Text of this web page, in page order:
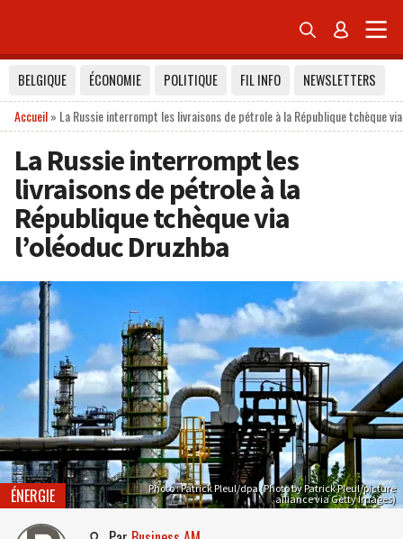
 
BELGIQUE ÉCONOMIE POLITIQUE FIL INFO
NEWSLETTERS
Accueil» La Russie interrompt les livraisons de pétrole à la République tchèque
La Russie interrompt les
livraisons de pétrole à la
République tchèque via
l’oléoduc Druzhba
Photo : Patrick Pleul/dpa (Photo by Patrick Pleul/picture
alliance via Getty Images)
ÉNERGIE